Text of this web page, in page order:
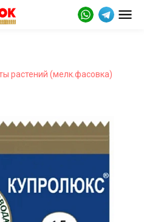
растений (мелк.фасовка)